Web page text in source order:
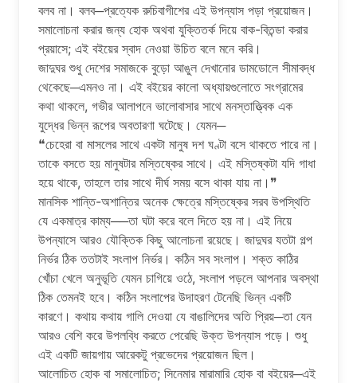
বলব না। বলব─প্রত্যেক রুচিবাগীশের এই উপন্যাস পড়া প্রয়োজন।
সমালোচনা করার জন্য হোক অথবা যুক্তিতর্ক দিয়ে বাক-বিতন্ডা করার
প্রয়াসে; এই বইয়ের স্বাদ নেওয়া উচিত বলে মনে করি।
জাদুঘর শুধু দেশের সমাজকে বুড়ো আঙুল দেখানোর ডামডোলে সীমাবদ্ধ
থেকেছে─এমনও না। এই বইয়ের কালো অধ্যায়গুলোতে সংগ্রামের
কথা থাকলে, গভীর আলাপনে ভালোবাসার সাথে মনস্তাত্ত্বিক এক
যুদ্ধের ভিন্ন রূপের অবতারণা ঘটেছে। যেমন─
❝চেহেরা বা মাসলের সাথে একটা মানুষ দশ ঘণ্টা বসে থাকতে পারে না।
তাকে বসতে হয় মানুষটার মস্তিষ্কের সাথে। এই মস্তিষ্কটা যদি গাধা
হয়ে থাকে, তাহলে তার সাথে দীর্ঘ সময় বসে থাকা যায় না।❞
মানসিক শান্তি-অশান্তির অনেক ক্ষেত্রে মস্তিষ্কের সরব উপস্থিতি
যে একমাত্র কাম্য──তা ঘটা করে বলে দিতে হয় না। এই নিয়ে
উপন্যাসে আরও যৌক্তিক কিছু আলোচনা রয়েছে। জাদুঘর যতটা গল্প
নির্ভর ঠিক ততটাই সংলাপ নির্ভর। কঠিন সব সংলাপ। শক্ত কাঠির
খোঁচা খেলে অনুভূতি যেমন চাগিয়ে ওঠে, সংলাপ পড়লে আপনার অবস্থা
ঠিক তেমনই হবে। কঠিন সংলাপের উদাহরণ টেনেছি ভিন্ন একটি
কারণে। কথায় কথায় গালি দেওয়া যে বাঙালিদের অতি প্রিয়─তা যেন
আরও বেশি করে উপলব্ধি করতে পেরেছি উক্ত উপন্যাস পড়ে। শুধু
এই একটি জায়গায় আরেকটু প্রভেদের প্রয়োজন ছিল।
আলোচিত হোক বা সমালোচিত; সিনেমার মারামারি হোক বা বইয়ের─এই